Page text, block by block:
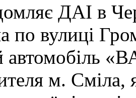
ДАІ в
по вулиці
автомобіль
м. Сміла,